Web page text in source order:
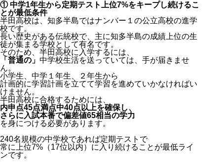
① 中学1年生から定期テスト上位7%をキープし続けるこ
とが最低条件
半田高校は、知多半島ではナンバー１の公立高校の進学
校です。
長い歴史がある伝統校で、主に知多半島の成績上位の生
徒が集まる学校として有名です。
そのため、半田高校に入学するには、
「普通の」 中学校生活を送っていては、手が届きませ
ん。
小学生、中学１年生、２年生から
計画的に学習計画を立てて学習を進めていかなければい
けません。
半田高校に合格するためには、
内申点45点満点中40点以上を確保し、
さらに入試本番で偏差値65相当の学力
を身につける必要があります。
240名規模の中学校であれば定期テストで
常に上位7%（17位以内）に入り続けることが最低ライ
ンです。